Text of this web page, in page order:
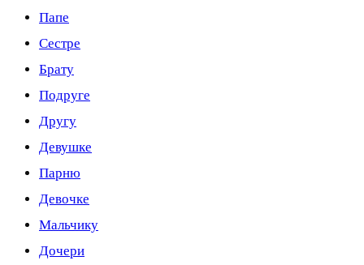
Папе
Сестре
Брату
Подруге
Другу
Девушке
Парню
Девочке
Мальчику
Дочери